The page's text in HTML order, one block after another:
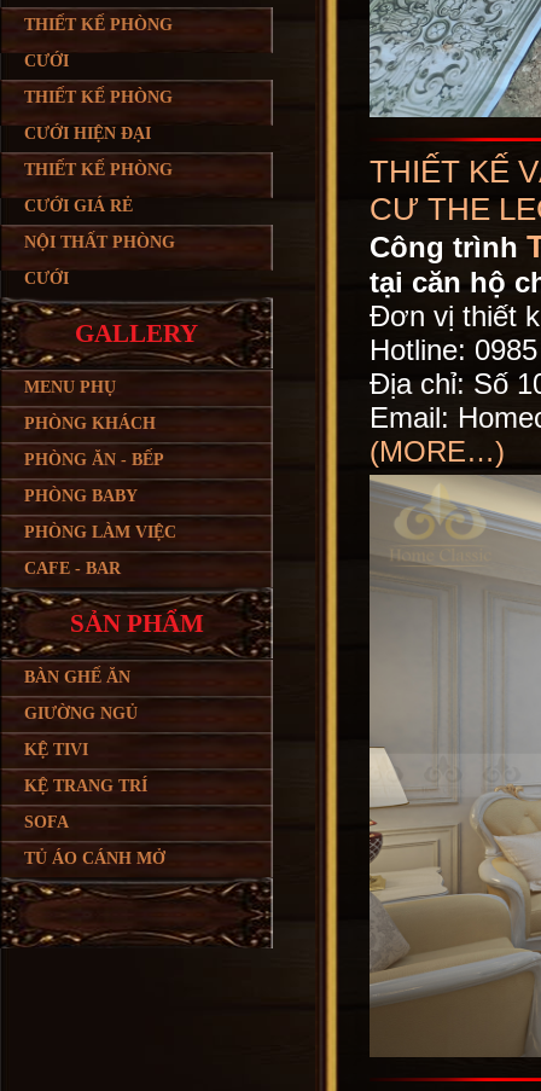
THIẾT KẾ PHÒNG
CƯỚI
THIẾT KẾ PHÒNG
CƯỚI HIỆN ĐẠI
THIẾT KẾ PHÒNG
CƯỚI GIÁ RẺ
NỘI THẤT PHÒNG
CƯỚI
GALLERY
MENU PHỤ
PHÒNG KHÁCH
PHÒNG ĂN - BẾP
PHÒNG BABY
PHÒNG LÀM VIỆC
CAFE - BAR
SẢN PHẨM
BÀN GHẾ ĂN
GIƯỜNG NGỦ
KỆ TIVI
KỆ TRANG TRÍ
SOFA
TỦ ÁO CÁNH MỞ
THIẾT KẾ
CƯ THE
Công trình
tại căn hộ
Đơn vị thiết
Hotline:
Địa chỉ: Số
Email:
(MORE…)